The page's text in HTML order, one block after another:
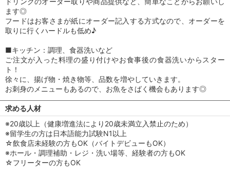
ます◎
フードはお客さまが紙にオーダー記入する方式なので、オーダーを
取りに行くハードルも低め♪
■キッチン：調理、食器洗いなど
ご注文が入った料理の盛り付けやお食事後の食器洗いからスター
ト！
徐々に、揚げ物・焼き物等、品数を増やしていきます。
お刺身のメニューもあるので、お魚をさばく機会もあります◎
求める人材
※20歳以上（健康増進法により20歳未満立入禁止のため）
※留学生の方は日本語能力試験N1以上
☆飲食店未経験の方もOK（バイトデビューもOK）
※ホール・調理補助・レジ・洗い場等、経験者の方もOK
☆フリーターの方もOK